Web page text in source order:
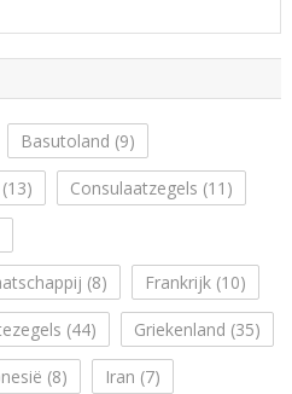
Basutoland (9)
(13) Consulaatzegels (11)
(8) Frankrijk(10)
(44) Griekenland (35)
(8) Iran (7)